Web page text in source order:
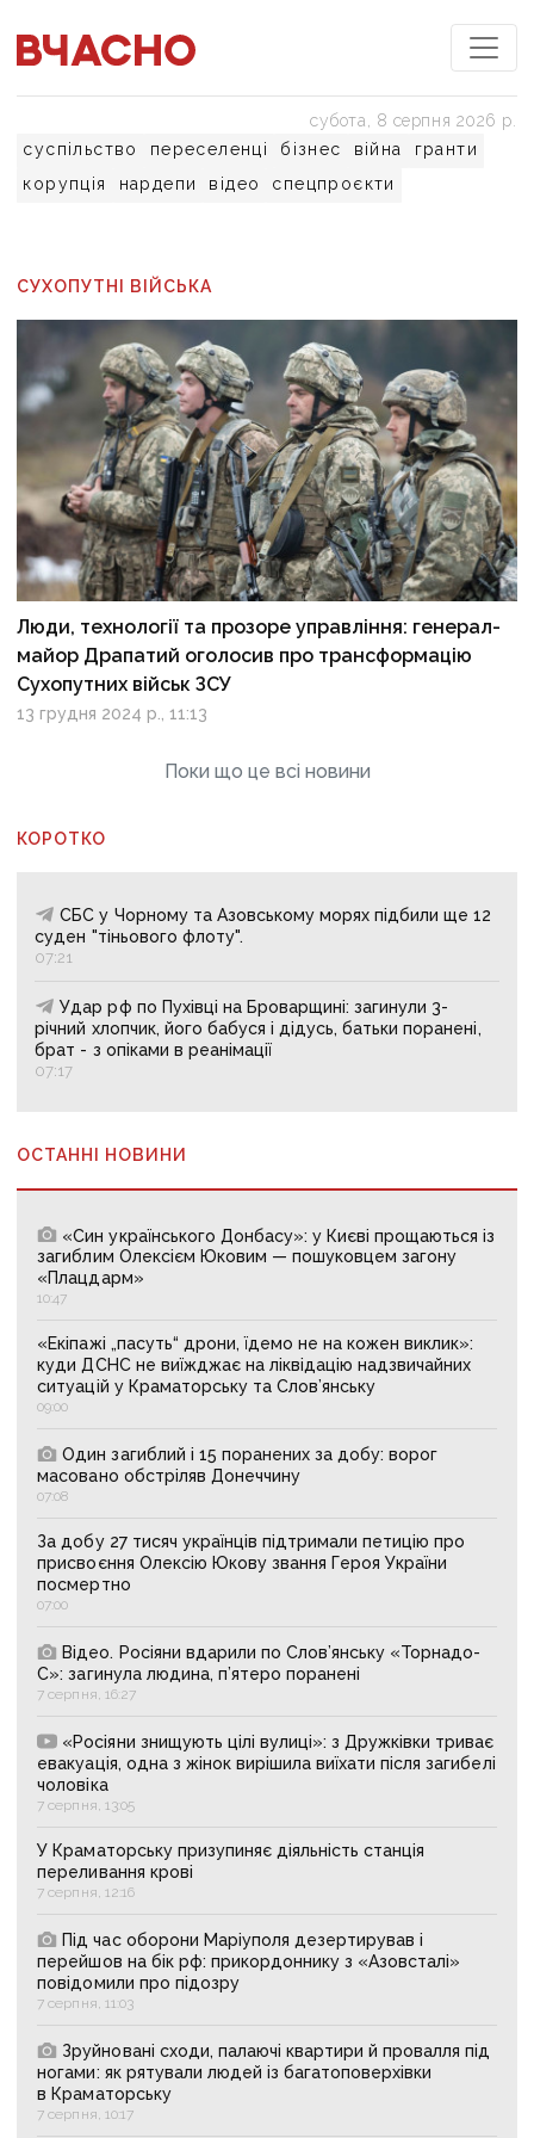
суспільство переселенці бізнес війна
гранти
корупція
нардепи відео спецпроєкти
субота, 8 серпня 2026 р.
СУХОПУТНІ ВІЙСЬКА
Люди, технології та прозоре управління: генерал-
майор Драпатий оголосив про трансформацію
Сухопутних військ ЗСУ
13 грудня 2024 р., 11:13
Поки що це всі новини
КОРОТКО
СБС у Чорному та Азовському морях підбили ще 12
суден "тіньового флоту".
07:21
Удар рф по Пухівці на Броварщині: загинули 3-
річний хлопчик, його бабуся і дідусь, батьки поранені,
брат - з опіками в реанімації
07:17
ОСТАННІ НОВИНИ
«Син українського Донбасу»: у Києві прощаються із
загиблим Олексієм Юковим — пошуковцем загону
«Плацдарм»
10:47
«Екіпажі „пасуть“ дрони, їдемо не на кожен виклик»:
куди ДСНС не виїжджає на ліквідацію надзвичайних
ситуацій у Краматорську та Слов’янську
09:00
Один загиблий і 15 поранених за добу: ворог
масовано обстріляв Донеччину
07:08
За добу 27 тисяч українців підтримали петицію про
присвоєння Олексію Юкову звання Героя України
посмертно
07:00
Відео. Росіяни вдарили по Слов’янську «Торнадо-
С»: загинула людина, п’ятеро поранені
7 серпня, 16:27
«Росіяни знищують цілі вулиці»: з Дружківки триває
евакуація, одна з жінок вирішила виїхати після загибелі
чоловіка
7 серпня, 13:05
У Краматорську призупиняє діяльність станція
переливання крові
7 серпня, 12:16
Під час оборони Маріуполя дезертирував і
перейшов на бік рф: прикордоннику з «Азовсталі»
повідомили про підозру
7 серпня, 11:03
Зруйновані сходи, палаючі квартири й провалля під
ногами: як рятували людей із багатоповерхівки
в Краматорську
7 серпня, 10:17